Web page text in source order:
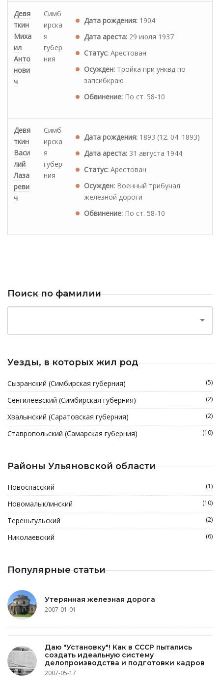
Девя
ткин
Миха
ил
Анто
нови
ч
Симб
ирска
я
губер
ния
Дата рождения: 1904
Дата ареста: 29 июля 1937
Статус: Арестован
Осужден: Тройка при унквд по
запсибкраю
Обвинение: По ст. 58-10
Девя
ткин
Васи
лий
Лаза
реви
ч
Симб
ирска
я
губер
ния
Дата рождения: 1893 (12. 04. 1893)
Дата ареста: 31 августа 1944
Статус: Арестован
Осужден: Военный трибунал
железной дороги
Обвинение: По ст. 58-10
Поиск по фамилии
Уезды, в которых жил род
Сызранский (Симбирская губерния) (5)
Сенгилеевский (Симбирская губерния) (2)
Хвалынский (Саратовская губерния) (2)
Ставропольский (Самарская губерния) (10)
Районы Ульяновской области
Новоспасский (1)
Новомалыклинский (10)
Тереньгульский (2)
Николаевский (6)
Популярные статьи
Утерянная железная дорога
2007-01-01
Даю "Установку"! Как в СССР пытались
создать идеальную систему
делопроизводства и подготовки кадров
2007-05-17